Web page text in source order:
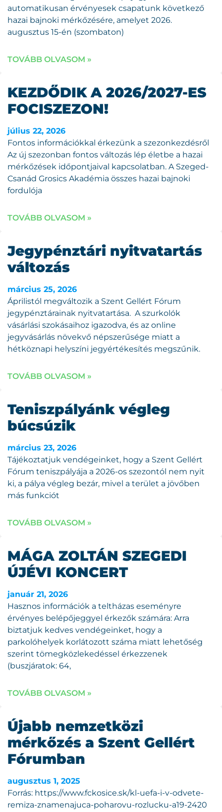
automatikusan érvényesek csapatunk következő
hazai bajnoki mérkőzésére, amelyet 2026.
augusztus 15-én (szombaton)
TOVÁBB OLVASOM »
KEZDŐDIK A 2026/2027-ES
FOCISZEZON!
július 22, 2026
Fontos információkkal érkezünk a szezonkezdésről
Az új szezonban fontos változás lép életbe a hazai
mérkőzések időpontjaival kapcsolatban. A Szeged-
Csanád Grosics Akadémia összes hazai bajnoki
fordulója
TOVÁBB OLVASOM »
Jegypénztári nyitvatartás
változás
március 25, 2026
Áprilistól megváltozik a Szent Gellért Fórum
jegypénztárainak nyitvatartása. A szurkolók
vásárlási szokásaihoz igazodva, és az online
jegyvásárlás növekvő népszerűsége miatt a
hétköznapi helyszíni jegyértékesítés megszűnik.
TOVÁBB OLVASOM »
Teniszpályánk végleg
búcsúzik
március 23, 2026
Tájékoztatjuk vendégeinket, hogy a Szent Gellért
Fórum teniszpályája a 2026-os szezontól nem nyit
ki, a pálya végleg bezár, mivel a terület a jövőben
más funkciót
TOVÁBB OLVASOM »
MÁGA ZOLTÁN SZEGEDI
ÚJÉVI KONCERT
január 21, 2026
Hasznos információk a teltházas eseményre
érvényes belépőjeggyel érkezők számára: Arra
biztatjuk kedves vendégeinket, hogy a
parkolóhelyek korlátozott száma miatt lehetőség
szerint tömegközlekedéssel érkezzenek
(buszjáratok: 64,
TOVÁBB OLVASOM »
Újabb nemzetközi
mérkőzés a Szent Gellért
Fórumban
augusztus 1, 2025
Forrás: https://www.fckosice.sk/kl-uefa-i-v-odvete-
remiza-znamenajuca-poharovu-rozlucku-a19-2420